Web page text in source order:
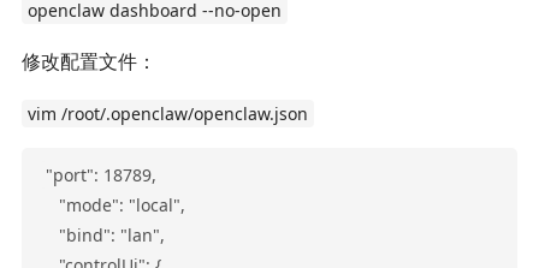
openclaw dashboard --no-open
修改配置文件：
vim /root/.openclaw/openclaw.json
"port": 18789,